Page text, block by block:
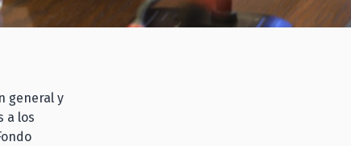
general y
a los